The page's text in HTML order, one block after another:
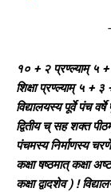
१० + २ प्रण्ल्याम् ५ +
शिक्षा प्रण्ल्याम् ५ +
विद्यालयस्य पूर्वे पंच
द्वितीय च् सह शक्त
पंचमस्य निर्माणस्य
कक्षा षष्ठमात् कक्षा
कक्षा द्वादशेव ) !